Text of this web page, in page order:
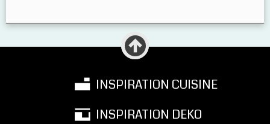
INSPIRATION CUISINE
INSPIRATION DEKO